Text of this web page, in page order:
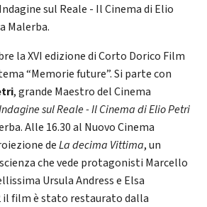
sul Reale - Il Cinema di Elio
Malerba.
la XVI edizione di Corto Dorico Film
“Memorie future”. Si parte con
, grande Maestro del Cinema
sul Reale - Il Cinema di Elio Petri
Alle 16.30 al Nuovo Cinema
deLa decima Vittima, un
che vede protagonisti Marcello
Ursula Andress e Elsa
il film è stato restaurato dalla